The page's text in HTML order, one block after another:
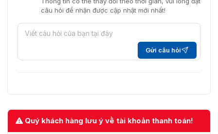
câu hỏi để nhận được cập nhật mới nhất!
Gửi câu hỏi
Quý khách hàng lưu ý về tài khoản thanh toán!